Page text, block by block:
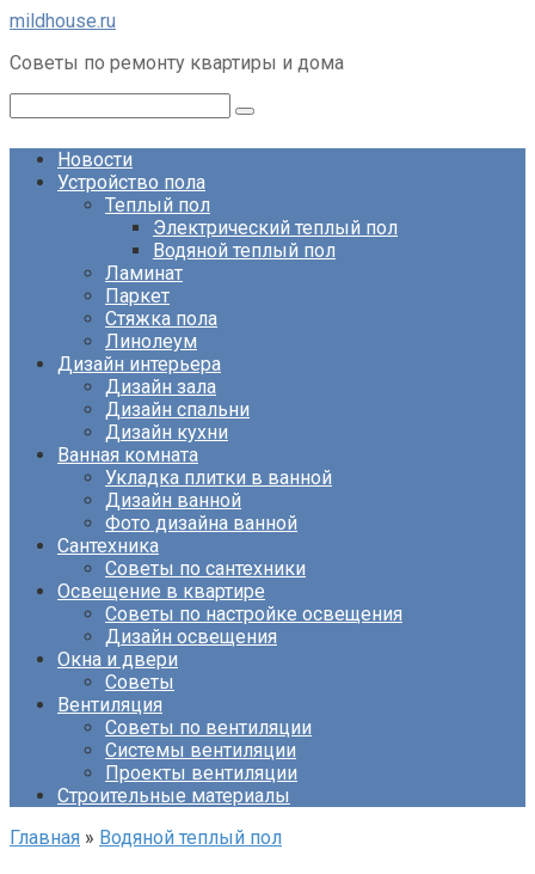
Перейти
контенту
mildhouse.ru
Советы по ремонту квартиры и дома
Новости
Устройство пола
Теплый пол
Электрический теплый пол
Водяной теплый пол
Ламинат
Паркет
Стяжка пола
Линолеум
Дизайн интерьера
Дизайн зала
Дизайн спальни
Дизайн кухни
Ванная комната
Укладка плитки в ванной
Дизайн ванной
Фото дизайна ванной
Сантехника
Советы по сантехники
Освещение в квартире
Советы по настройке освещения
Дизайн освещения
Окна и двери
Советы
Вентиляция
Советы по вентиляции
Системы вентиляции
Проекты вентиляции
Строительные материалы
Главная » Водяной теплый пол